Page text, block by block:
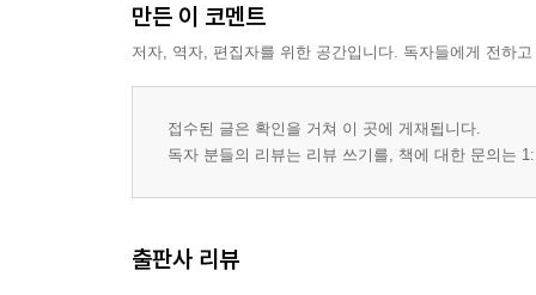
만든 이 코멘트
저자, 역자, 편집자를 위한 공간입니다. 독자들에게 전하
접수된 글은 확인을 거쳐 이 곳에 게재됩니다.
독자 분들의 리뷰는 리뷰 쓰기를, 책에 대한 문의는
출판사 리뷰